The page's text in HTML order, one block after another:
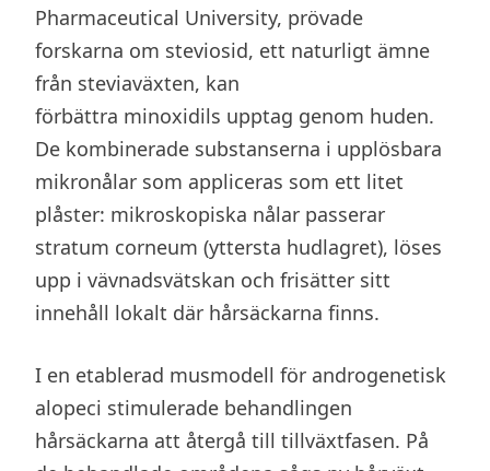
Pharmaceutical University, prövade
forskarna om steviosid, ett naturligt ämne
från steviaväxten, kan
förbättra minoxidils upptag genom huden.
De kombinerade substanserna i upplösbara
mikronålar som appliceras som ett litet
plåster: mikroskopiska nålar passerar
stratum corneum (yttersta hudlagret), löses
upp i vävnadsvätskan och frisätter sitt
innehåll lokalt där hårsäckarna finns.
I en etablerad musmodell för androgenetisk
alopeci stimulerade behandlingen
hårsäckarna att återgå till tillväxtfasen. På